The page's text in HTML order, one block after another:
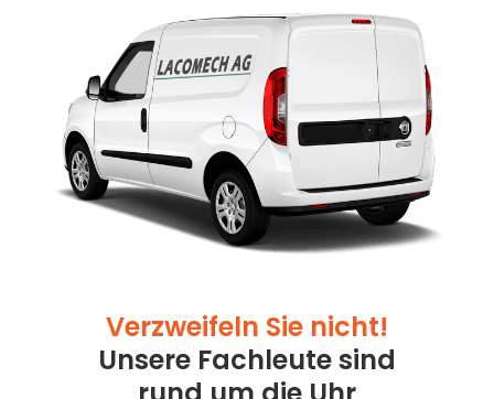
Verzweifeln Sie nicht!
Unsere Fachleute sind